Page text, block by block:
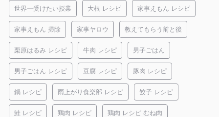
世界一受けたい授業 大根 レシピ 家事えもん レシピ
家事えもん 掃除 家事ヤロウ 教えてもらう前と後
栗原はるみ レシピ 牛肉 レシピ 男子ごはん
男子ごはん レシピ 豆腐 レシピ 豚肉 レシピ
鍋 レシピ 雨上がり食楽部 レシピ 餃子 レシピ
鮭 レシピ 鶏肉 レシピ 鶏肉 レシピ むね肉